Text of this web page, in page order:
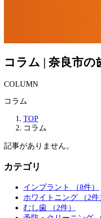
コラム | 奈良市
COLUMN
コラム
TOP
コラム
記事がありません。
カテゴリ
インプラント
（8件）
ホワイトニング
（2件
むし歯
（2件）